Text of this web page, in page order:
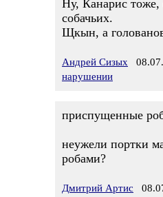
Ну, Канарис
собачьих.
Щкын, а
Андрей Сизых
нарушении
приспущенные
неужели портки
робами?
Дмитрий Артис